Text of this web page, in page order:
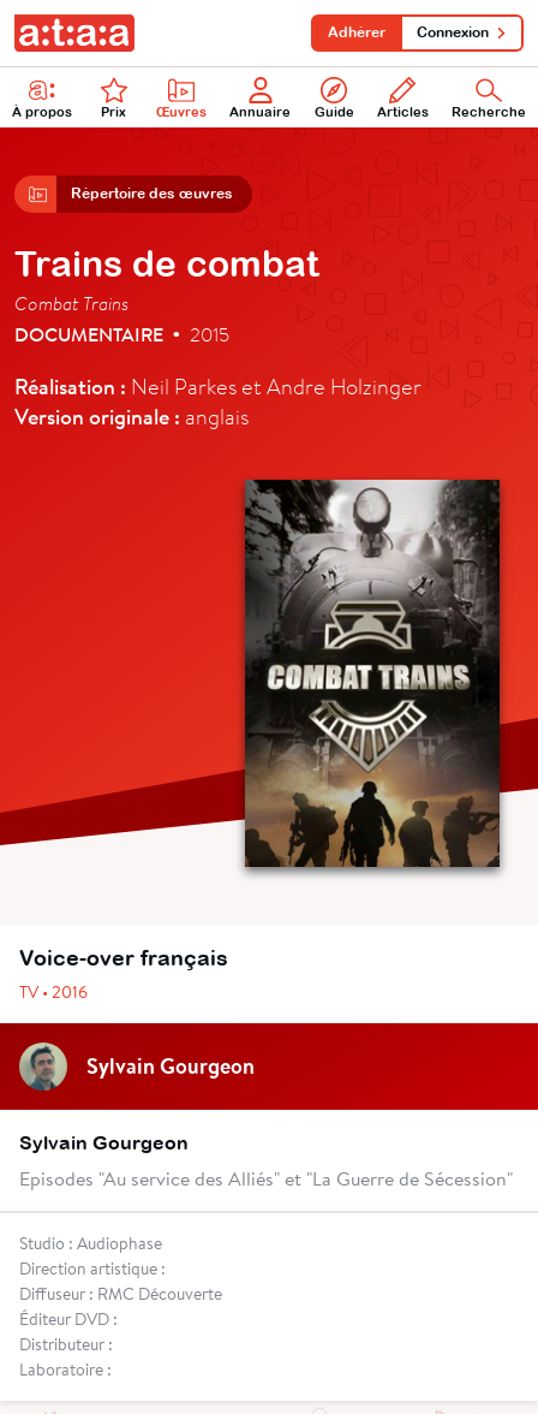
À propos Prix Œuvres Annuaire Guide Articles Recherche
Adhérer Connexion
Répertoire des œuvres
Trains de combat
Combat Trains
DOCUMENTAIRE • 2015
Réalisation : Neil Parkes et Andre Holzinger
Version originale : anglais
Voice-over français
TV • 2016
Sylvain Gourgeon
Sylvain Gourgeon
Episodes "Au service des Alliés" et "La Guerre de Sécession"
Studio : Audiophase
Direction artistique :
Diffuseur : RMC Découverte
Éditeur DVD :
Distributeur :
Laboratoire :